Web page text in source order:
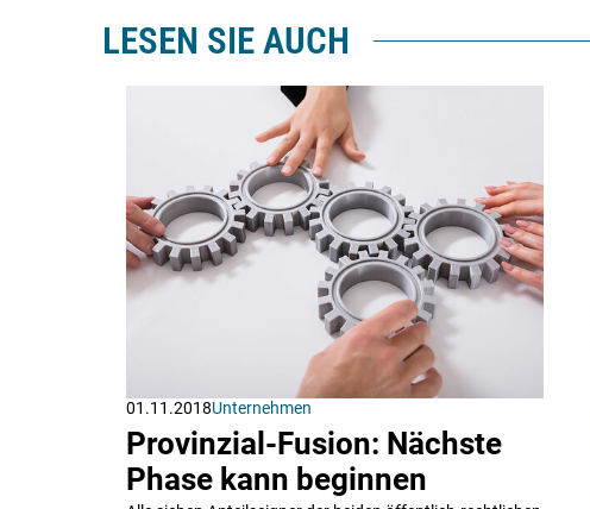
LESEN SIE AUCH
01.11.2018Unternehmen
Provinzial-Fusion: Nächste
Phase kann beginnen